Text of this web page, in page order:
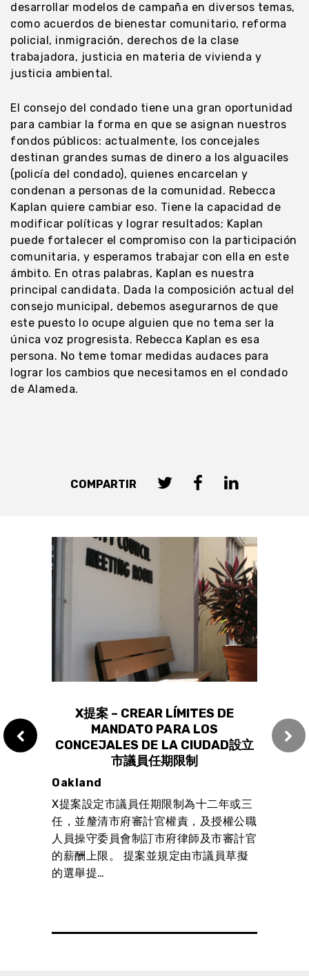
desarrollar modelos de campaña en diversos temas,
como acuerdos de bienestar comunitario, reforma
policial, inmigración, derechos de la clase
trabajadora, justicia en materia de vivienda y
justicia ambiental.
El consejo del condado tiene una gran oportunidad
para cambiar la forma en que se asignan nuestros
fondos públicos: actualmente, los concejales
destinan grandes sumas de dinero a los alguaciles
(policía del condado), quienes encarcelan y
condenan a personas de la comunidad. Rebecca
Kaplan quiere cambiar eso. Tiene la capacidad de
modificar políticas y lograr resultados; Kaplan
puede fortalecer el compromiso con la participación
comunitaria, y esperamos trabajar con ella en este
ámbito. En otras palabras, Kaplan es nuestra
principal candidata. Dada la composición actual del
consejo municipal, debemos asegurarnos de que
este puesto lo ocupe alguien que no tema ser la
única voz progresista. Rebecca Kaplan es esa
persona. No teme tomar medidas audaces para
lograr los cambios que necesitamos en el condado
de Alameda.
COMPARTIR
X提案 – CREAR LÍMITES DE
MANDATO PARA LOS
CONCEJALES DE LA CIUDAD設立
市議員任期限制
Oakland
X提案設定市議員任期限制為十二年或三
任，並釐清市府審計官權責，及授權公職
人員操守委員會制訂市府律師及市審計官
的薪酬上限。 提案並規定由市議員草擬
的選舉提…